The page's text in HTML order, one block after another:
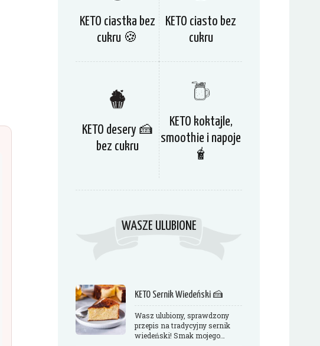
KETO ciastka bez
cukru 🍪
KETO ciasto bez
cukru
KETO desery 🍰
bez cukru
KETO koktajle,
smoothie i napoje
🧋
WASZE ULUBIONE
KETO Sernik Wiedeński 🍰
Wasz ulubiony, sprawdzony
przepis na tradycyjny sernik
wiedeński! Smak mojego…